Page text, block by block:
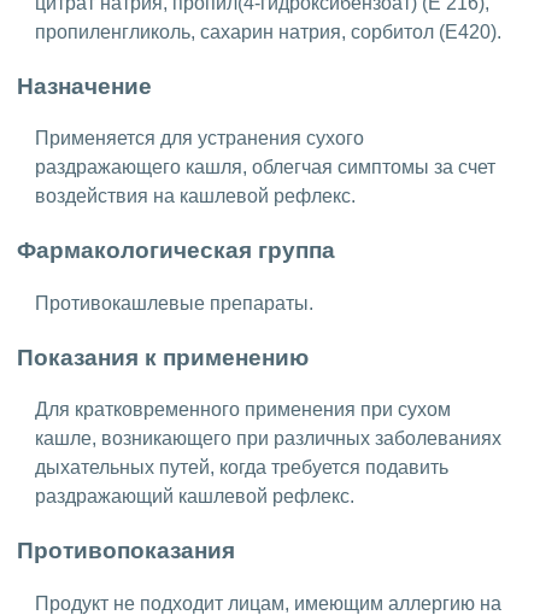
пропиленгликоль, сахарин натрия, сорбитол (Е420).
Назначение
Применяется для устранения сухого
раздражающего кашля, облегчая симптомы за счет
воздействия на кашлевой рефлекс.
Фармакологическая группа
Противокашлевые препараты.
Показания к применению
Для кратковременного применения при сухом
кашле, возникающего при различных заболеваниях
дыхательных путей, когда требуется подавить
раздражающий кашлевой рефлекс.
Противопоказания
Продукт не подходит лицам, имеющим аллергию на